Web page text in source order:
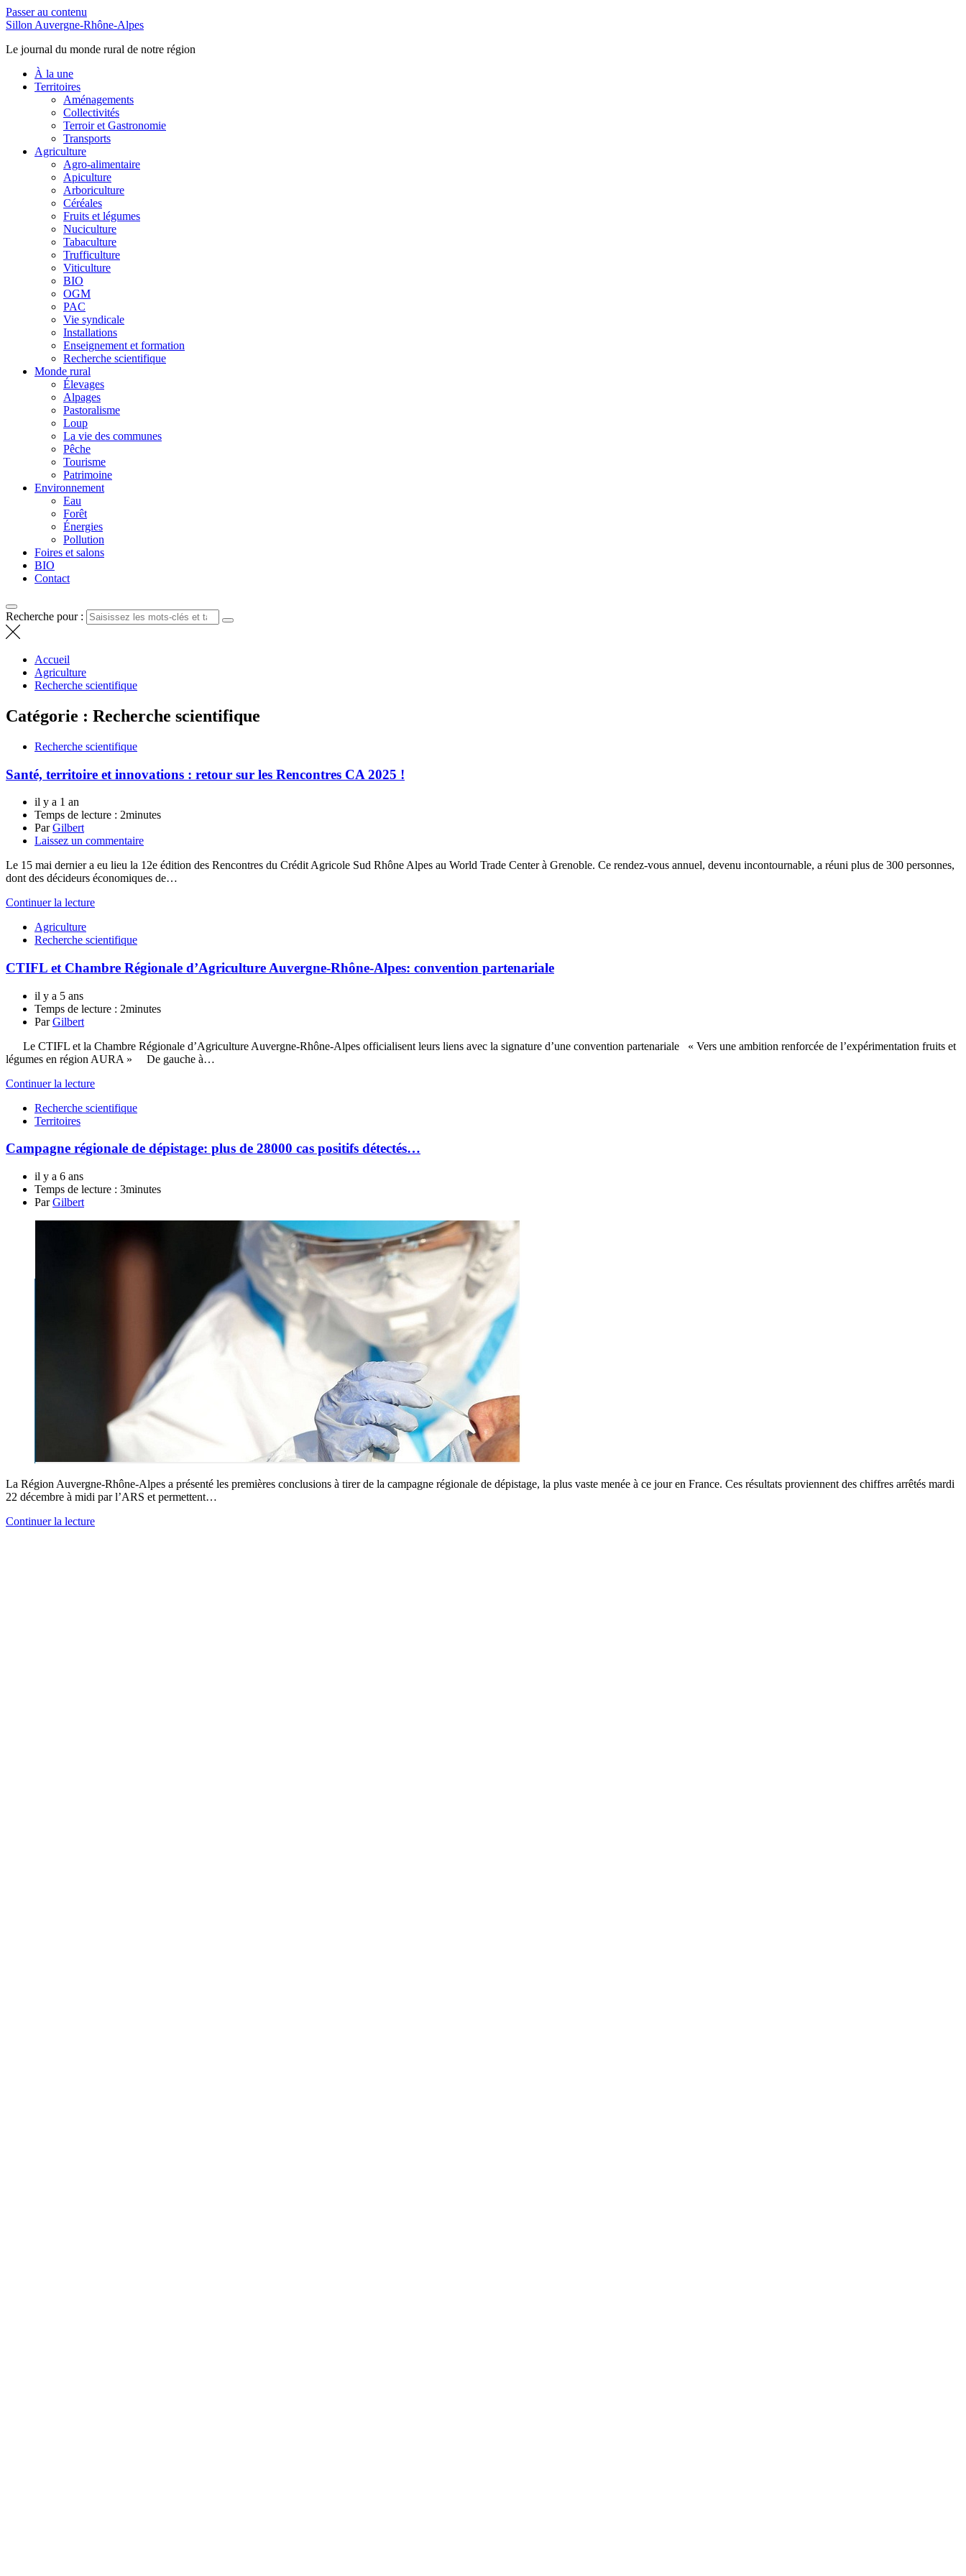
Passer au contenu
Sillon Auvergne-Rhône-Alpes
Le journal du monde rural de notre région
À la une
Territoires
Aménagements
Collectivités
Terroir et Gastronomie
Transports
Agriculture
Agro-alimentaire
Apiculture
Arboriculture
Céréales
Fruits et légumes
Nuciculture
Tabaculture
Trufficulture
Viticulture
BIO
OGM
PAC
Vie syndicale
Installations
Enseignement et formation
Recherche scientifique
Monde rural
Élevages
Alpages
Pastoralisme
Loup
La vie des communes
Pêche
Tourisme
Patrimoine
Environnement
Eau
Forêt
Énergies
Pollution
Foires et salons
BIO
Contact
Recherche pour :
Accueil
Agriculture
Recherche scientifique
Catégorie : Recherche scientifique
Recherche scientifique
Santé, territoire et innovations : retour sur les Rencontres CA 2025 !
il y a 1 an
Temps de lecture : 2minutes
ParGilbert
Laissez un commentaire
Le 15 mai dernier a eu lieu la 12e édition des Rencontres du Crédit Agricole Sud Rhône Alpes au World Trade Center à Grenoble. Ce rendez-vous annuel, devenu incontournable, a réuni plus de 300 personnes,
dont des décideurs économiques de…
Continuer la lecture
Agriculture
Recherche scientifique
CTIFL et Chambre Régionale d’Agriculture Auvergne-Rhône-Alpes: convention partenariale
il y a 5 ans
Temps de lecture : 2minutes
ParGilbert
Le CTIFL et la Chambre Régionale d’Agriculture Auvergne-Rhône-Alpes officialisent leurs liens avec la signature d’une convention partenariale « Vers une ambition renforcée de l’expérimentation fruits et
légumes en région AURA » De gauche à…
Continuer la lecture
Recherche scientifique
Territoires
Campagne régionale de dépistage: plus de 28000 cas positifs détectés…
il y a 6 ans
Temps de lecture : 3minutes
ParGilbert
La Région Auvergne-Rhône-Alpes a présenté les premières conclusions à tirer de la campagne régionale de dépistage, la plus vaste menée à ce jour en France. Ces résultats proviennent des chiffres arrêtés mardi
22 décembre à midi par l’ARS et permettent…
Continuer la lecture